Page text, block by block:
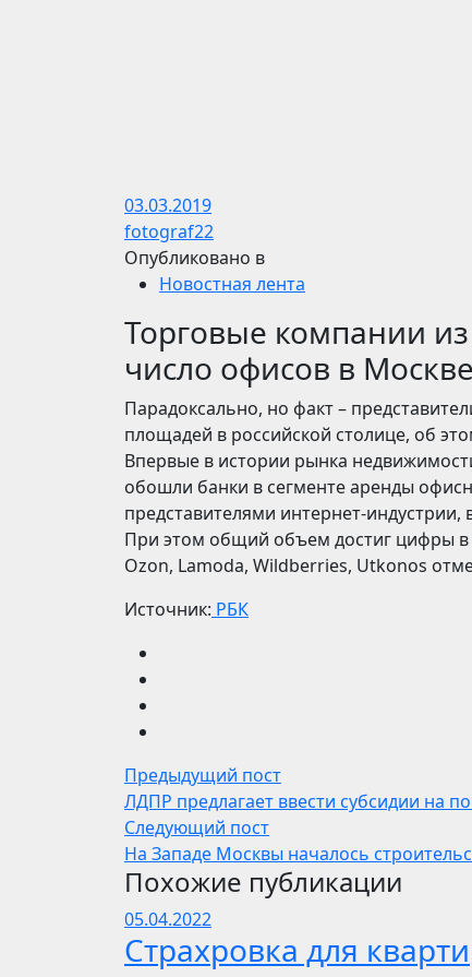
03.03.2019
fotograf22
Опубликовано в
Новостная лента
Торговые компании
число офисов в Москве
Парадоксально, но факт –
площадей в российской столице, об
Впервые в истории рынка
обошли банки в сегменте аренды
представителями интернет-
При этом общий объем достиг цифры в
Ozon, Lamoda, Wildberries, Utkonos
Источник: РБК
Предыдущий пост
ЛДПР предлагает ввести субсидии на
Следующий пост
На Западе Москвы началось
Похожие публикации
05.04.2022
Страхровка для